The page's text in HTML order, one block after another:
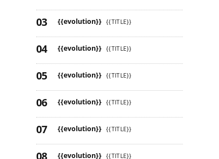
{{evolution}} {{TITLE}}
{{evolution}} {{TITLE}}
{{evolution}} {{TITLE}}
{{evolution}} {{TITLE}}
{{evolution}} {{TITLE}}
{{evolution}} {{TITLE}}